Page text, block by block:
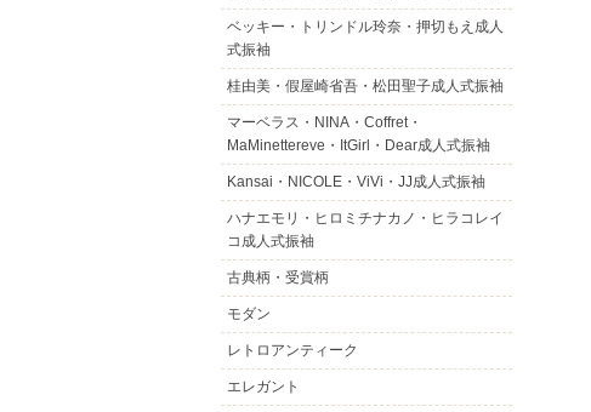
ベッキー・トリンドル玲奈・押切もえ成人
式振袖
桂由美・假屋崎省吾・松田聖子成人式振袖
マーベラス・NINA・Coffret・
MaMinettereve・ItGirl・Dear成人式振袖
Kansai・NICOLE・ViVi・JJ成人式振袖
ハナエモリ・ヒロミチナカノ・ヒラコレイ
コ成人式振袖
古典柄・受賞柄
モダン
レトロアンティーク
エレガント